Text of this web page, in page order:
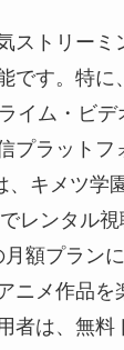
ストリーミ
です。特に
イム・ビデ
プラットフ
、キメツ学
レンタル
額プランに
ニメ作品を
者は、無料